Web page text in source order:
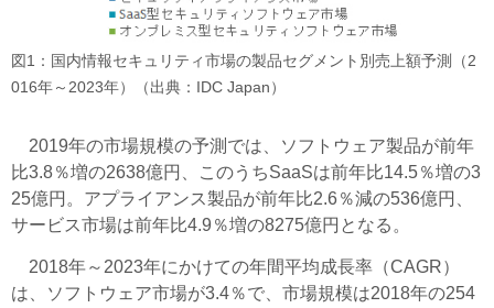
図1：国内情報セキュリティ市場の製品セグメント別売上額予測（2
016年～2023年）（出典：IDC Japan）
2019年の市場規模の予測では、ソフトウェア製品が前年
比3.8％増の2638億円、このうちSaaSは前年比14.5％増の3
25億円。アプライアンス製品が前年比2.6％減の536億円、
サービス市場は前年比4.9％増の8275億円となる。
2018年～2023年にかけての年間平均成長率（CAGR）
は、ソフトウェア市場が3.4％で、市場規模は2018年の254